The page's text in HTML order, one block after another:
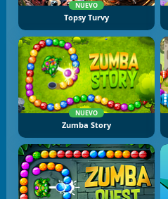
NUEVO
Topsy Turvy
NUEVO
Zumba Story